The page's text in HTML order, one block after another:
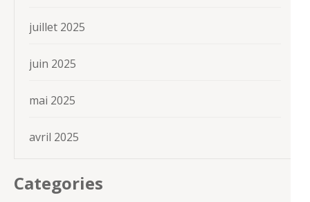
juillet 2025
juin 2025
mai 2025
avril 2025
Categories